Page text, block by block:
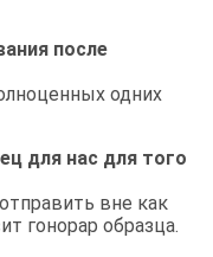
после
одних
для нас для того
вне как
гонорар образца.